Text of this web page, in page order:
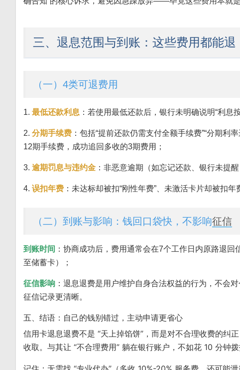
三、退息范围与到账：这些费用都能
（一）4类可退费用
1. 最低还款利息 ：若使用最低还款后，银行未明确说明“利息
2. 分期手续费 ：包括“提前还款仍需支付全额手续费”“分期
12期手续费，成功追回多收的3期费用；
3. 逾期罚息与违约金 ：非恶意逾期（如忘记还款、银行未提
4. 误扣年费 ：未达标却被扣“刚性年费”、未激活卡片却被扣
（二）到账与影响：钱回口袋快，不影响征信
到账时间 ：协商成功后，费用通常会在7个工作日内原路退
至储蓄卡）；
征信影响 ：退息退费是用户维护自身合法权益的行为，不会
征信记录更清晰。
五、结语：自己的钱别错过，主动申请更省心
信用卡退息退费不是 “天上掉馅饼”，而是对不合理收费的
收取。与其让 “不合理费用” 躺在银行账户，不如花 10 分钟